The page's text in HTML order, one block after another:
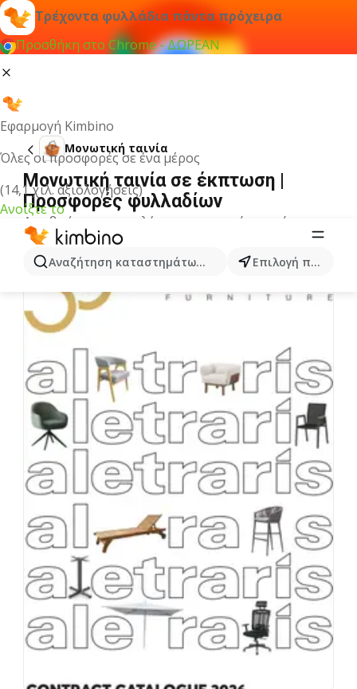
Τρέχοντα φυλλάδια πάντα πρόχειρα
Προσθήκη στο Chrome - ΔΩΡΕΑΝ
Εφαρμογή Kimbino
Όλες οι προσφορές σε ένα μέρος
(14,1 χιλ. αξιολογήσεις)
Ανοίξτε το
Αναζήτηση καταστημάτων, κατηγοριών, προϊόντων...
Επιλογή πόλης
Μονωτική ταινία
Μονωτική ταινία σε έκπτωση |
Προσφορές φυλλαδίων
Δεν βρήκαμε αποτελέσματα για αυτόν τον όρο.
Άλλα φυλλάδια από την κατηγορία